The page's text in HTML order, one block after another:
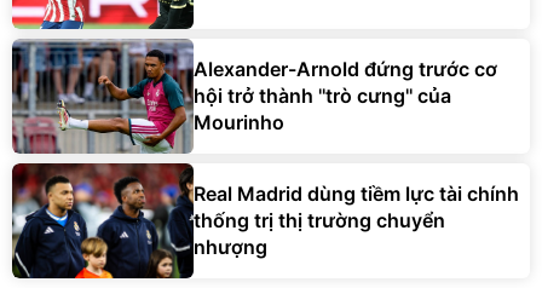
Alexander-Arnold đứng trước cơ
hội trở thành ''trò cưng'' của
Mourinho
Real Madrid dùng tiềm lực tài chính
thống trị thị trường chuyển
nhượng